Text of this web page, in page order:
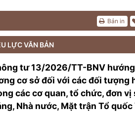
Bản in
LỰC VĂN BẢN
tư 13/2026/TT-BNV
cơ sở đối với các đối tượng
các cơ quan, tổ chức, đơn
Nhà nước, Mặt trận Tổ